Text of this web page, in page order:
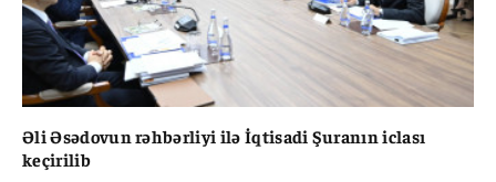
Əli Əsədovun rəhbərliyi ilə İqtisadi Şuranın iclası
keçirilib